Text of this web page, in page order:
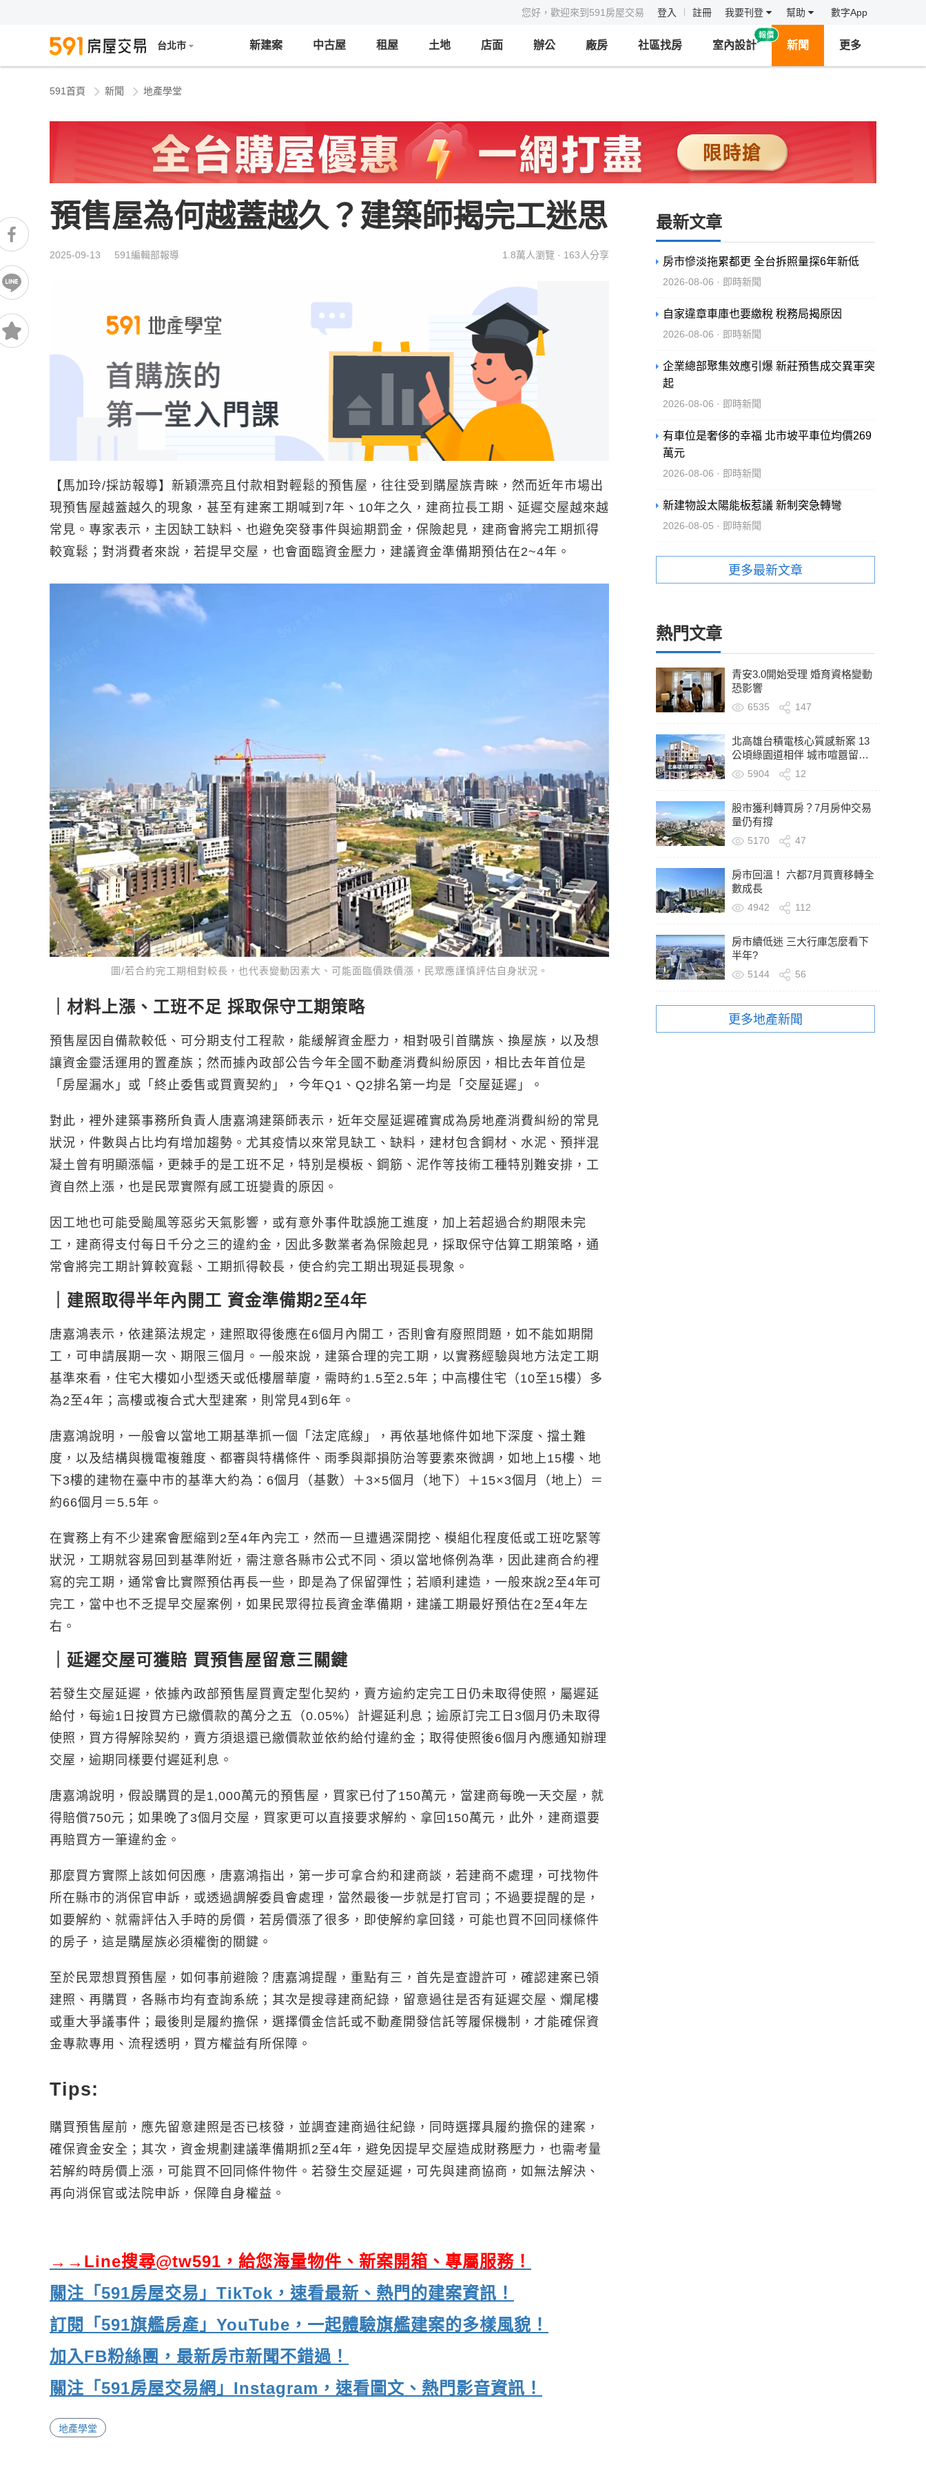
您好，歡迎來到591房屋交易 登入 註冊 我要刊登 幫助 數字App
台北市 新建案 中古屋 租屋 土地 店面 辦公 廠房 社區找房 室內設計 新聞 更多
591首頁 新聞 地產學堂
預售屋為何越蓋越久？建築師揭完工迷思
2025-09-13 591編輯部報導 1.8萬人瀏覽 · 163人分享
【馬加玲/採訪報導】新穎漂亮且付款相對輕鬆的預售屋，往往受到購屋族青睞，然而近年市場出
現預售屋越蓋越久的現象，甚至有建案工期喊到7年、10年之久，建商拉長工期、延遲交屋越來越
常見。專家表示，主因缺工缺料、也避免突發事件與逾期罰金，保險起見，建商會將完工期抓得
較寬鬆；對消費者來說，若提早交屋，也會面臨資金壓力，建議資金準備期預估在2~4年。
圖/若合約完工期相對較長，也代表變動因素大、可能面臨價跌價漲，民眾應謹慎評估自身狀況。
｜材料上漲、工班不足 採取保守工期策略
預售屋因自備款較低、可分期支付工程款，能緩解資金壓力，相對吸引首購族、換屋族，以及想
讓資金靈活運用的置產族；然而據內政部公告今年全國不動產消費糾紛原因，相比去年首位是
「房屋漏水」或「終止委售或買賣契約」，今年Q1、Q2排名第一均是「交屋延遲」。
對此，裡外建築事務所負責人唐嘉鴻建築師表示，近年交屋延遲確實成為房地產消費糾紛的常見
狀況，件數與占比均有增加趨勢。尤其疫情以來常見缺工、缺料，建材包含鋼材、水泥、預拌混
凝土曾有明顯漲幅，更棘手的是工班不足，特別是模板、鋼筋、泥作等技術工種特別難安排，工
資自然上漲，也是民眾實際有感工班變貴的原因。
因工地也可能受颱風等惡劣天氣影響，或有意外事件耽誤施工進度，加上若超過合約期限未完
工，建商得支付每日千分之三的違約金，因此多數業者為保險起見，採取保守估算工期策略，通
常會將完工期計算較寬鬆、工期抓得較長，使合約完工期出現延長現象。
｜建照取得半年內開工 資金準備期2至4年
唐嘉鴻表示，依建築法規定，建照取得後應在6個月內開工，否則會有廢照問題，如不能如期開
工，可申請展期一次、期限三個月。一般來說，建築合理的完工期，以實務經驗與地方法定工期
基準來看，住宅大樓如小型透天或低樓層華廈，需時約1.5至2.5年；中高樓住宅（10至15樓）多
為2至4年；高樓或複合式大型建案，則常見4到6年。
唐嘉鴻說明，一般會以當地工期基準抓一個「法定底線」，再依基地條件如地下深度、擋土難
度，以及結構與機電複雜度、都審與特構條件、雨季與鄰損防治等要素來微調，如地上15樓、地
下3樓的建物在臺中市的基準大約為：6個月（基數）＋3×5個月（地下）＋15×3個月（地上）＝
約66個月＝5.5年。
在實務上有不少建案會壓縮到2至4年內完工，然而一旦遭遇深開挖、模組化程度低或工班吃緊等
狀況，工期就容易回到基準附近，需注意各縣市公式不同、須以當地條例為準，因此建商合約裡
寫的完工期，通常會比實際預估再長一些，即是為了保留彈性；若順利建造，一般來說2至4年可
完工，當中也不乏提早交屋案例，如果民眾得拉長資金準備期，建議工期最好預估在2至4年左
右。
｜延遲交屋可獲賠 買預售屋留意三關鍵
若發生交屋延遲，依據內政部預售屋買賣定型化契約，賣方逾約定完工日仍未取得使照，屬遲延
給付，每逾1日按買方已繳價款的萬分之五（0.05%）計遲延利息；逾原訂完工日3個月仍未取得
使照，買方得解除契約，賣方須退還已繳價款並依約給付違約金；取得使照後6個月內應通知辦理
交屋，逾期同樣要付遲延利息。
唐嘉鴻說明，假設購買的是1,000萬元的預售屋，買家已付了150萬元，當建商每晚一天交屋，就
得賠償750元；如果晚了3個月交屋，買家更可以直接要求解約、拿回150萬元，此外，建商還要
再賠買方一筆違約金。
那麼買方實際上該如何因應，唐嘉鴻指出，第一步可拿合約和建商談，若建商不處理，可找物件
所在縣市的消保官申訴，或透過調解委員會處理，當然最後一步就是打官司；不過要提醒的是，
如要解約、就需評估入手時的房價，若房價漲了很多，即使解約拿回錢，可能也買不回同樣條件
的房子，這是購屋族必須權衡的關鍵。
至於民眾想買預售屋，如何事前避險？唐嘉鴻提醒，重點有三，首先是查證許可，確認建案已領
建照、再購買，各縣市均有查詢系統；其次是搜尋建商紀錄，留意過往是否有延遲交屋、爛尾樓
或重大爭議事件；最後則是履約擔保，選擇價金信託或不動產開發信託等履保機制，才能確保資
金專款專用、流程透明，買方權益有所保障。
Tips:
購買預售屋前，應先留意建照是否已核發，並調查建商過往紀錄，同時選擇具履約擔保的建案，
確保資金安全；其次，資金規劃建議準備期抓2至4年，避免因提早交屋造成財務壓力，也需考量
若解約時房價上漲，可能買不回同條件物件。若發生交屋延遲，可先與建商協商，如無法解決、
再向消保官或法院申訴，保障自身權益。
→→Line搜尋@tw591，給您海量物件、新案開箱、專屬服務！
關注「591房屋交易」TikTok，速看最新、熱門的建案資訊！
訂閱「591旗艦房產」YouTube，一起體驗旗艦建案的多樣風貌！
加入FB粉絲團，最新房市新聞不錯過！
關注「591房屋交易網」Instagram，速看圖文、熱門影音資訊！
地產學堂
最新文章
房市慘淡拖累都更 全台拆照量探6年新低
2026-08-06 · 即時新聞
自家違章車庫也要繳稅 稅務局揭原因
2026-08-06 · 即時新聞
企業總部聚集效應引爆 新莊預售成交異軍突
起
2026-08-06 · 即時新聞
有車位是奢侈的幸福 北市坡平車位均價269
萬元
2026-08-06 · 即時新聞
新建物設太陽能板惹議 新制突急轉彎
2026-08-05 · 即時新聞
更多最新文章
熱門文章
青安3.0開始受理 婚育資格變動
恐影響
6535 147
北高雄台積電核心質感新案 13
公頃綠園道相伴 城市喧囂留在
轉身之後
5904 12
股市獲利轉買房？7月房仲交易
量仍有撐
5170 47
房市回溫！ 六都7月買賣移轉全
數成長
4942 112
房市續低迷 三大行庫怎麼看下
半年?
5144 56
更多地產新聞